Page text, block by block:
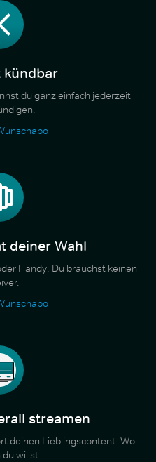
kündbar
du ganz einfach jederzeit
deiner Wahl
Handy. Du brauchst keinen
streamen
deinen Lieblingscontent. Wo
du willst.